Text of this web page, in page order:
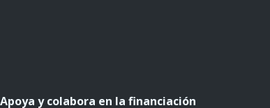
Apoya y colabora en la financiación